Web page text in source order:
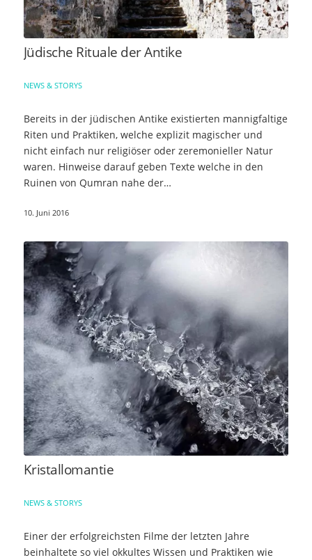
Jüdische Rituale der Antike
NEWS & STORYS
Bereits in der jüdischen Antike existierten mannigfaltige
Riten und Praktiken, welche explizit magischer und
nicht einfach nur religiöser oder zeremonieller Natur
waren. Hinweise darauf geben Texte welche in den
Ruinen von Qumran nahe der…
10. Juni 2016
Kristallomantie
NEWS & STORYS
Einer der erfolgreichsten Filme der letzten Jahre
beinhaltete so viel okkultes Wissen und Praktiken wie